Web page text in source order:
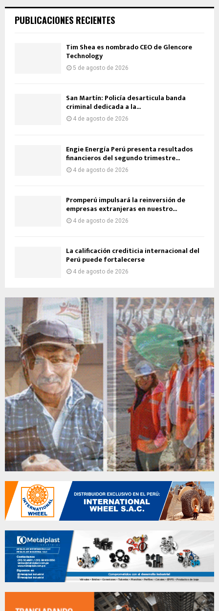
PUBLICACIONES RECIENTES
Tim Shea es nombrado CEO de Glencore
Technology
5 de agosto de 2026
San Martín: Policía desarticula banda
criminal dedicada a la...
4 de agosto de 2026
Engie Energía Perú presenta resultados
financieros del segundo trimestre...
4 de agosto de 2026
Promperú impulsará la reinversión de
empresas extranjeras en nuestro...
4 de agosto de 2026
La calificación crediticia internacional del
Perú puede fortalecerse
4 de agosto de 2026